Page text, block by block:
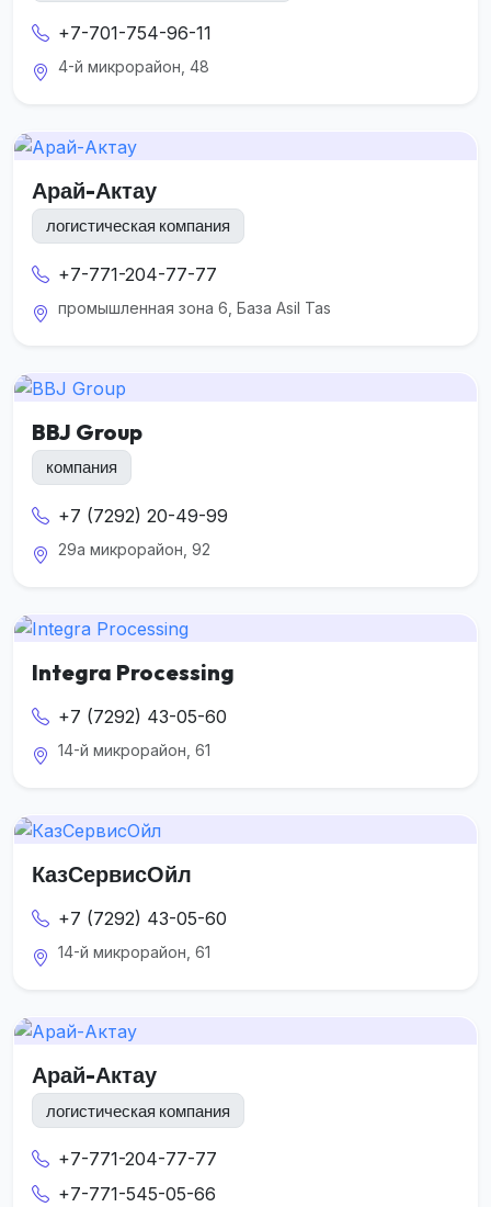
+7-701-754-96-11
4-й микрорайон, 48
Арай-Актау
логистическая компания
+7-771-204-77-77
промышленная зона 6, База Asil Tas
BBJ Group
компания
+7 (7292) 20-49-99
29а микрорайон, 92
Integra Processing
+7 (7292) 43-05-60
14-й микрорайон, 61
КазСервисОйл
+7 (7292) 43-05-60
14-й микрорайон, 61
Арай-Актау
логистическая компания
+7-771-204-77-77
+7-771-545-05-66